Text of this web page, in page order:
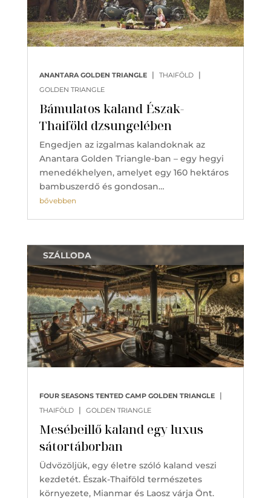
Bámulatos kaland Észak-
Thaiföld dzsungelében
ANANTARA GOLDEN TRIANGLE | THAIFÖLD |
GOLDEN TRIANGLE
Engedjen az izgalmas kalandoknak az
Anantara Golden Triangle-ban – egy hegyi
menedékhelyen, amelyet egy 160 hektáros
bambuszerdő és gondosan…
bővebben
Mesébeillő kaland egy luxus
sátortáborban
FOUR SEASONS TENTED CAMP GOLDEN TRIANGLE |
THAIFÖLD | GOLDEN TRIANGLE
SZÁLLODA
Üdvözöljük, egy életre szóló kaland veszi
kezdetét. Észak-Thaiföld természetes
környezete, Mianmar és Laosz várja Önt.